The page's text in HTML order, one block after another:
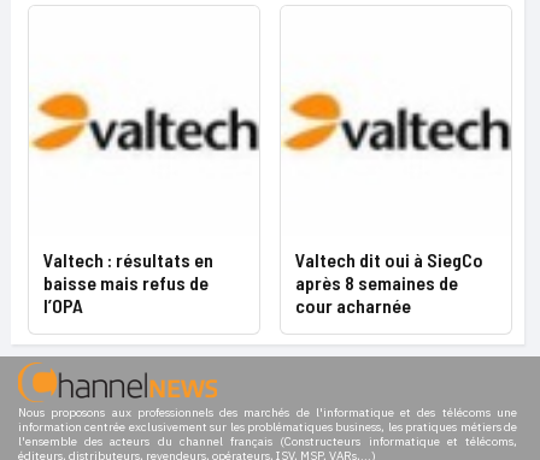
Valtech : résultats en
baisse mais refus de
l’OPA
Valtech dit oui à SiegCo
après 8 semaines de
cour acharnée
Nous proposons aux professionnels des marchés de l'informatique et des télécoms une
information centrée exclusivement sur les problématiques business, les pratiques métiers de
l'ensemble des acteurs du channel français (Constructeurs informatique et télécoms,
éditeurs, distributeurs, revendeurs, opérateurs, ISV, MSP, VARs,...)